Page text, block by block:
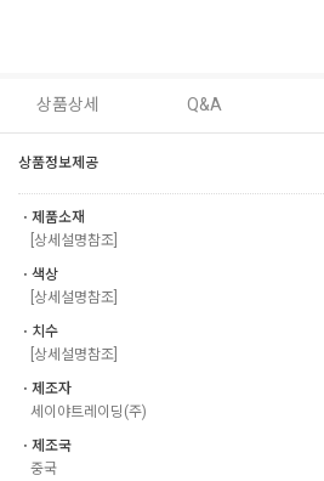
상품상세 Q&A
상품정보제공
ㆍ제품소재
[상세설명참조]
ㆍ색상
[상세설명참조]
ㆍ치수
[상세설명참조]
ㆍ제조자
세이야트레이딩(주)
ㆍ제조국
중국